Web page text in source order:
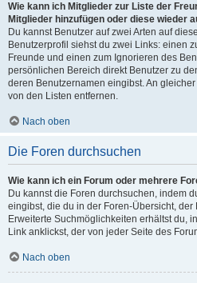
Wie kann ich Mitglieder zur Liste der
Mitglieder hinzufügen oder diese wieder
Du kannst Benutzer auf zwei Arten auf
Benutzerprofil siehst du zwei Links: einen
Freunde und einen zum Ignorieren des
persönlichen Bereich direkt Benutzer zu
deren Benutzernamen eingibst. An
von den Listen entfernen.
Nach oben
Die Foren durchsuchen
Wie kann ich ein Forum oder mehrere
Du kannst die Foren durchsuchen, indem
eingibst, die du in der Foren-Übersicht,
Erweiterte Suchmöglichkeiten erhältst du,
Link anklickst, der von jeder Seite des
Nach oben